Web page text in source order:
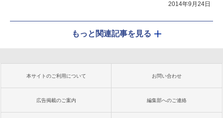
2014年9月24日
もっと関連記事を見る
本サイトのご利用について お問い合わせ
広告掲載のご案内 編集部へのご連絡